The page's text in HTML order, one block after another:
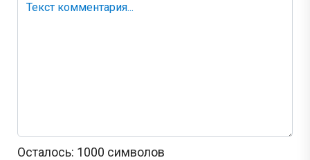
Осталось: 1000 символов